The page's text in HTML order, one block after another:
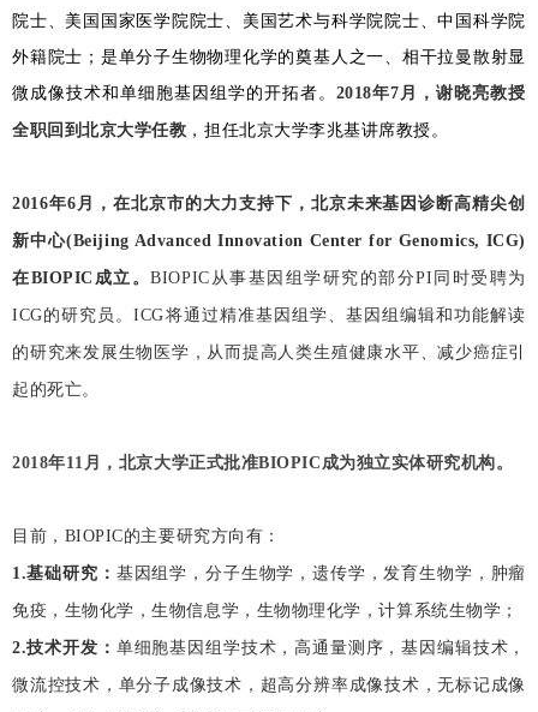
院士、美国国家医学院院士、美国艺术与科学院院士、中国科学院
外籍院士；是单分子生物物理化学的奠基人之一、相干拉曼散射显
微成像技术和单细胞基因组学的开拓者。 2018年7月，谢晓亮教授
全职回到北京大学任教 ，担任北京大学李兆基讲席教授。
2016年6月，在北京市的大力支持下，北京未来基因诊断高精尖创
新中心(Beijing Advanced Innovation Center for Genomics, ICG)
在BIOPIC成立。BIOPIC从事基因组学研究的部分PI同时受聘为
ICG的研究员。ICG将通过精准基因组学、基因组编辑和功能解读
的研究来发展生物医学，从而提高人类生殖健康水平、减少癌症引
起的死亡。
2018年11月，北京大学正式批准BIOPIC成为独立实体研究机构。
目前，BIOPIC的主要研究方向有：
1.基础研究 ： 基因组学，分子生物学，遗传学，发育生物学，肿瘤
免疫，生物化学，生物信息学，生物物理化学，计算系统生物学；
2.技术开发 ： 单细胞基因组学技术，高通量测序，基因编辑技术，
微流控技术，单分子成像技术，超高分辨率成像技术，无标记成像